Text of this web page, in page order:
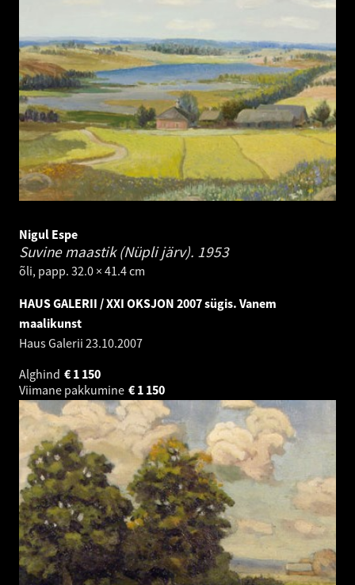
Nigul Espe
Suvine maastik (Nüpli järv). 1953
õli, papp. 32.0 × 41.4 cm
HAUS GALERII / XXI OKSJON 2007 sügis. Vanem
maalikunst
Haus Galerii 23.10.2007
Alghind
1 150
€
Viimane pakkumine
1 150
€